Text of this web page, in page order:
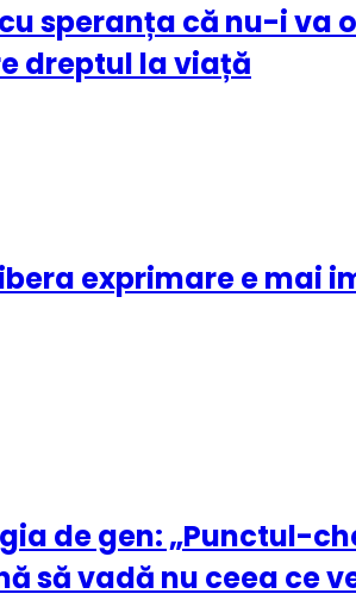
speranța că nu-i va
dreptul la viață
exprimare e mai
de gen: „Punctul-
să vadă nu ceea ce